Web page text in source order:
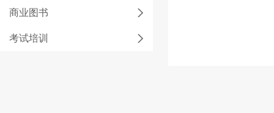
商业图书
考试培训